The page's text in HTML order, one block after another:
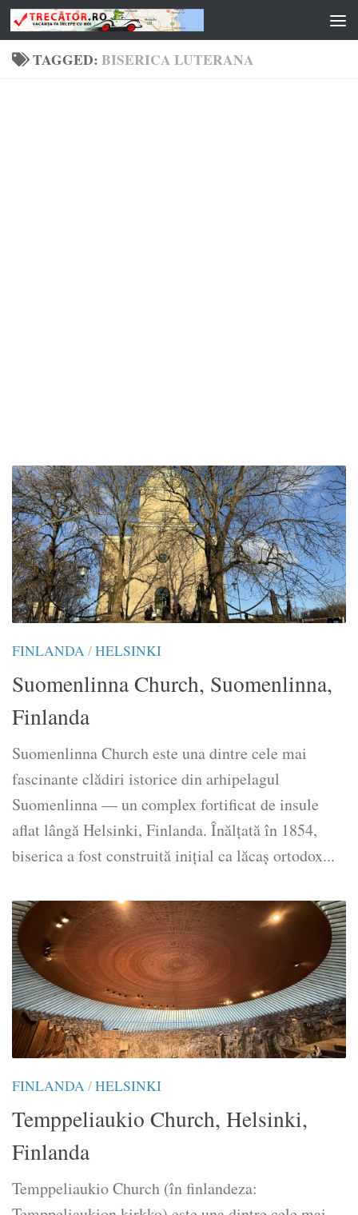
Skip to content
TAGGED:BISERICA LUTERANA
FINLANDA/HELSINKI
Suomenlinna Church, Suomenlinna,
Finlanda
Suomenlinna Church este una dintre cele mai
fascinante clădiri istorice din arhipelagul
Suomenlinna — un complex fortificat de insule
aflat lângă Helsinki, Finlanda. Înălțată în 1854,
biserica a fost construită inițial ca lăcaș ortodox...
FINLANDA/HELSINKI
Temppeliaukio Church, Helsinki,
Finlanda
Temppeliaukio Church (în finlandeza: